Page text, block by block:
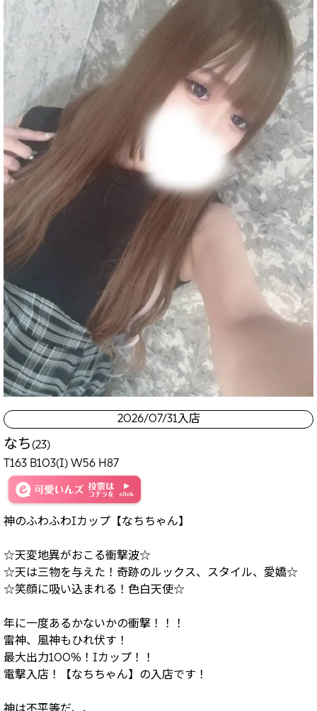
2026/07/31入店
なち(23)
T163 B103(I) W56 H87
神のふわふわIカップ【なちちゃん】
☆天変地異がおこる衝撃波☆
☆天は三物を与えた！奇跡のルックス、スタイル、愛嬌☆
☆笑顔に吸い込まれる！色白天使☆
年に一度あるかないかの衝撃！！！
雷神、風神もひれ伏す！
最大出力100%！Iカップ！！
電撃入店！【なちちゃん】の入店です！